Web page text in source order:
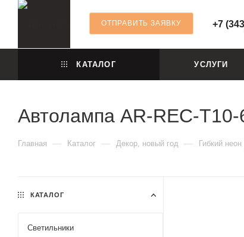
ОТПРАВИТЬ ЗАЯВКУ +7
КАТАЛОГ УСЛУГИ
Автолампа AR-REC-
Главная — Каталог — Декор, новый год — Гибкий неон
КАТАЛОГ
Светильники